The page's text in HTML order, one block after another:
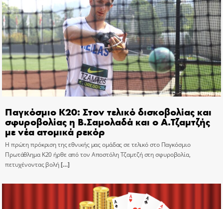
Παγκόσμιο Κ20: Στον τελικό δισκοβολίας και
σφυροβολίας η Β.Σαμολαδά και ο Α.Τζαμτζής
με νέα ατομικά ρεκόρ
Η πρώτη πρόκριση της εθνικής μας ομάδας σε τελικό στο Παγκόσμιο
Πρωτάθλημα Κ20 ήρθε από τον Αποστόλη Τζαμτζή στη σφυροβολία,
πετυχένοντας βολή[…]